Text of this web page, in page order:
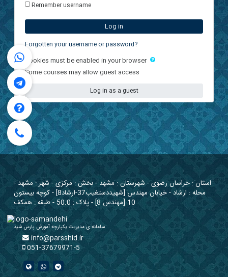
Username
Password
Remember username
Forgotten your username or password?
Cookies must be enabled in your browser
Some courses may allow guest access
Log in as a guest
: خراسان رضوی - شهرستان : مشهد - بخش : مرکزی - شهر : مشهد -
محله : ارشاد - خیابان مهندس [شهیددستغیب37-ارشاد8] - کوچه بیستون
10 [مهندس 8] - پلاک : 50.0 - طبقه : همکف